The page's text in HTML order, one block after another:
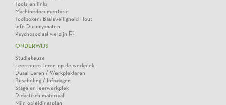
Tools en links
Machinedocumentatie
Toolboxen: Basisveiligheid Hout
Info Diisocyanaten
Psychosociaal welzijn
ONDERWIJS
Studiekeuze
Leerroutes leren op de werkplek
Duaal Leren / Werkplekleren
Bijscholing / Infodagen
Stage en leerwerkplek
Didactisch materiaal
Mijn opleidingsplan